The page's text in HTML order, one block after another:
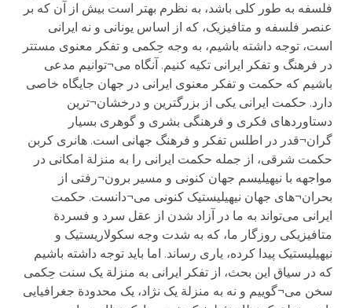
فلسفه به طور کلی باشد، به نظرم بهتر است بیش از آن که بر
عنصر فلسفه و متافیزیک، که از اساس یونانی و نه ایرانی
است، توجه داشته باشیم، به وجه حِکمی‌ و تفکر معنوی مستتر
در فرهنگ و تفکر ایرانی تکیه کنیم. آنگاه می¬توانیم مدعی
باشیم که حکمت و تفکر معنوی ایرانی در جهان جایگاه خاصی
دارد. حکمت ایرانی یکی از بزرگترین و درخشان¬ترین
دستاوردهای فکری و فرهنگی بشری و گوهری بسیار
گران¬قدر در اطلس تفکر و فرهنگ جهانی است. هانری کربن
حکمت شرقی، از جمله حکمت ایرانی را به منزلة امکانی در
مواجهه با نیهیلیسم جهان کنونی و مسیر برون¬رفتی از
بحران¬های جهان نیهیلیستیک کنونی می¬دانست. حکمت
ایرانی می‌تواند به ما در آزاد شدن از عقل سرد و فسردة
متافیزیکی روزگار ما، که به شدت وجه سکولاریستیک و
نیهیلیستیک پیدا کرده، یاری رساند. اما باید توجه داشته باشیم
که در سیاق این بحث، از تفکر ایرانی به منزلة یک سنت حِکمی
سخن می¬گوییم و نه به منزلة یک نژاد، یک محدودة جغرافیایی